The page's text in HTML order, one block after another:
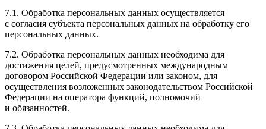
7.1. Обработка персональных данных осуществляется
с согласия субъекта персональных данных на обработку его
персональных данных.
7.2. Обработка персональных данных необходима для
достижения целей, предусмотренных международным
договором Российской Федерации или законом, для
осуществления возложенных законодательством Российской
Федерации на оператора функций, полномочий
и обязанностей.